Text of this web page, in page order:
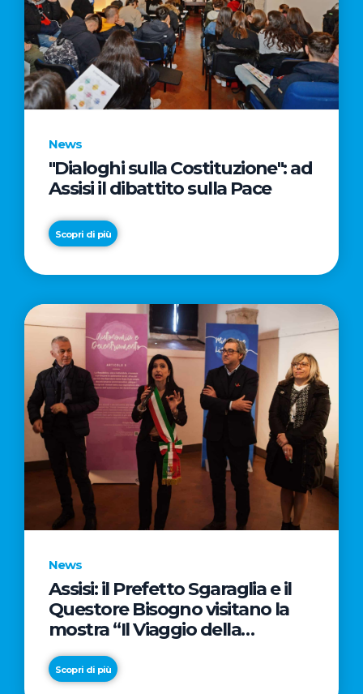
News
"Dialoghi sulla Costituzione": ad
Assisi il dibattito sulla Pace
Scopri di più
News
Assisi: il Prefetto Sgaraglia e il
Questore Bisogno visitano la
mostra “Il Viaggio della
Costituzione”
Scopri di più